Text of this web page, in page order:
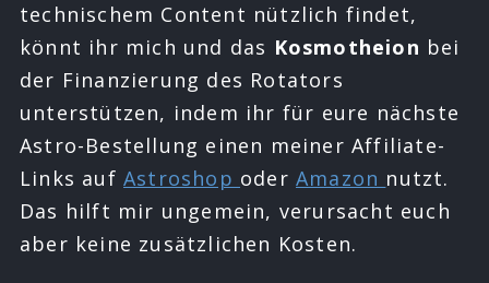
technischem Content nützlich findet,
könnt ihr mich und das Kosmotheion bei
der Finanzierung des Rotators
unterstützen, indem ihr für eure nächste
Astro-Bestellung einen meiner Affiliate-
Links auf Astroshop oder Amazon nutzt.
Das hilft mir ungemein, verursacht euch
aber keine zusätzlichen Kosten.